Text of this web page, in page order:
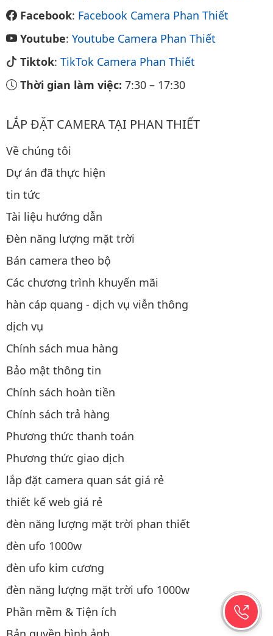
Facebook: Facebook Camera Phan Thiết
Youtube: Youtube Camera Phan Thiết
Tiktok: TikTok Camera Phan Thiết
Thời gian làm việc: 7:30 – 17:30
LẮP ĐẶT CAMERA TẠI PHAN THIẾT
Về chúng tôi
Dự án đã thực hiện
tin tức
Tài liệu hướng dẫn
Đèn năng lượng mặt trời
Bán camera theo bộ
Các chương trình khuyến mãi
hàn cáp quang - dịch vụ viễn thông
dịch vụ
Chính sách mua hàng
Bảo mật thông tin
Chính sách hoàn tiền
Chính sách trả hàng
Phương thức thanh toán
Phương thức giao dịch
lắp đặt camera quan sát giá rẻ
thiết kế web giá rẻ
đèn năng lượng mặt trời phan thiết
đèn ufo 1000w
đèn ufo kim cương
đèn năng lượng mặt trời ufo 1000w
Phần mềm & Tiện ích